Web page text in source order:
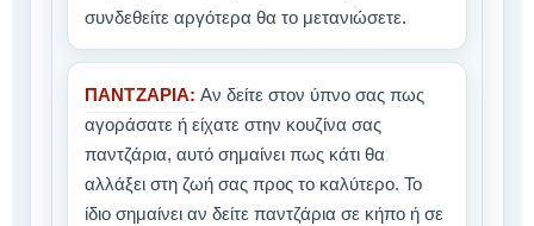
συνδεθείτε αργότερα θα το μετανιώσετε.
ΠΑΝΤΖΑΡΙΑ: Αν δείτε στον ύπνο σας πως
αγοράσατε ή είχατε στην κουζίνα σας
παντζάρια, αυτό σημαίνει πως κάτι θα
αλλάξει στη ζωή σας προς το καλύτερο. Το
ίδιο σημαίνει αν δείτε παντζάρια σε κήπο ή σε